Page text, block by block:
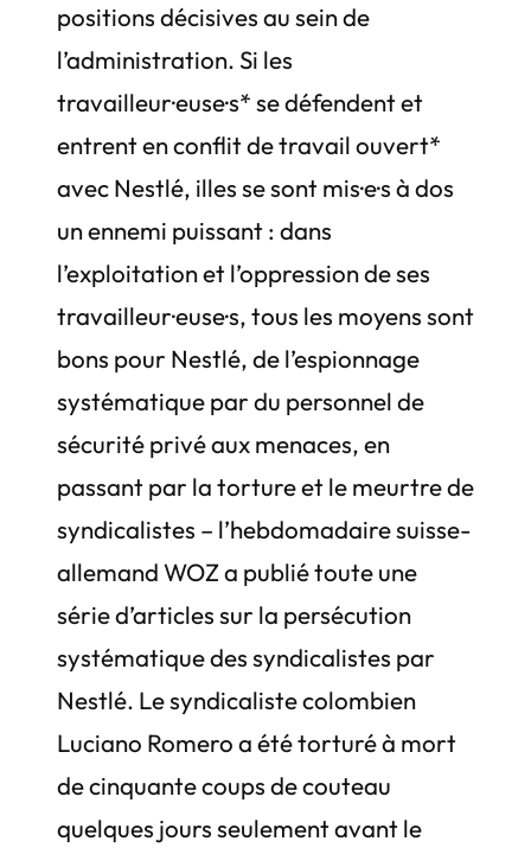
positions décisives au sein de
l’administration. Si les
travailleur·euse·s* se défendent et
entrent en conflit de travail ouvert*
avec Nestlé, illes se sont mis·e·s à dos
un ennemi puissant : dans
l’exploitation et l’oppression de ses
travailleur·euse·s, tous les moyens sont
bons pour Nestlé, de l’espionnage
systématique par du personnel de
sécurité privé aux menaces, en
passant par la torture et le meurtre de
syndicalistes – l’hebdomadaire suisse-
allemand WOZ a publié toute une
série d’articles sur la persécution
systématique des syndicalistes par
Nestlé. Le syndicaliste colombien
Luciano Romero a été torturé à mort
de cinquante coups de couteau
quelques jours seulement avant le